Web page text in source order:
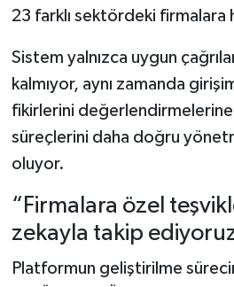
23 farklı sektördeki firmalara
Sistem yalnızca uygun
kalmıyor, aynı zamanda
fikirlerini
süreçlerini daha doğru
oluyor.
“Firmalara özel
zekayla takip
Platformun geliştirilme